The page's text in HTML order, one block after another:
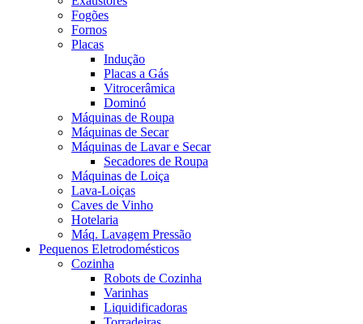
Fogões
Fornos
Placas
Indução
Placas a Gás
Vitrocerâmica
Dominó
Máquinas de Roupa
Máquinas de Secar
Máquinas de Lavar e Secar
Secadores de Roupa
Máquinas de Loiça
Lava-Loiças
Caves de Vinho
Hotelaria
Máq. Lavagem Pressão
Pequenos Eletrodomésticos
Cozinha
Robots de Cozinha
Varinhas
Liquidificadoras